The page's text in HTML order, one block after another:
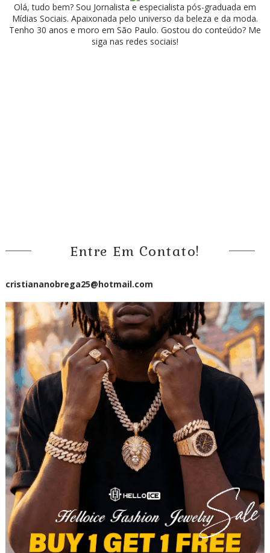
Olá, tudo bem? Sou Jornalista e especialista pós-graduada em
Mídias Sociais. Apaixonada pelo universo da beleza e da moda.
Tenho 30 anos e moro em São Paulo. Gostou do conteúdo? Me
siga nas redes sociais!
Entre Em Contato!
cristiananobrega25@hotmail.com